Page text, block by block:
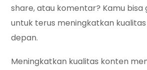
share, atau komentar? Kamu bisa
untuk terus meningkatkan
depan.
Meningkatkan kualitas konten